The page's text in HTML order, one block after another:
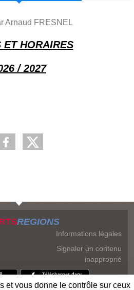
Arnaud FRESNEL
ET HORAIRES
/ 2027
REGIONS
Informations légales
Signaler un contenu
inapproprié
et vous donne le contrôle sur ceux